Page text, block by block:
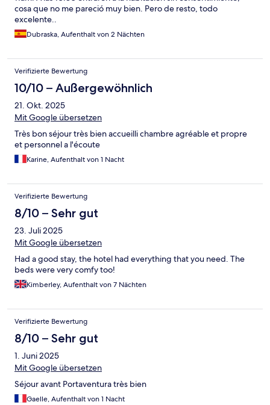
cosa que no me pareció muy bien. Pero de resto, todo
excelente..
Dubraska, Aufenthalt von 2 Nächten
Verifizierte Bewertung
10/10 – Außergewöhnlich
21. Okt. 2025
Mit Google übersetzen
Très bon séjour très bien accueilli chambre agréable et propre
et personnel a l'écoute
Karine, Aufenthalt von 1 Nacht
Verifizierte Bewertung
8/10 – Sehr gut
23. Juli 2025
Mit Google übersetzen
Had a good stay, the hotel had everything that you need. The
beds were very comfy too!
Kimberley, Aufenthalt von 7 Nächten
Verifizierte Bewertung
8/10 – Sehr gut
1. Juni 2025
Mit Google übersetzen
Séjour avant Portaventura très bien
Gaelle, Aufenthalt von 1 Nacht